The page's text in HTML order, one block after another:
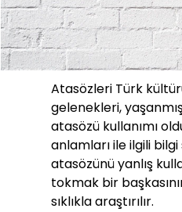
Atasözleri Türk
gelenekleri,
atasözü kullanımı
anlamları ile ilgili
atasözünü yanlış
tokmak bir
sıklıkla araştırılır.